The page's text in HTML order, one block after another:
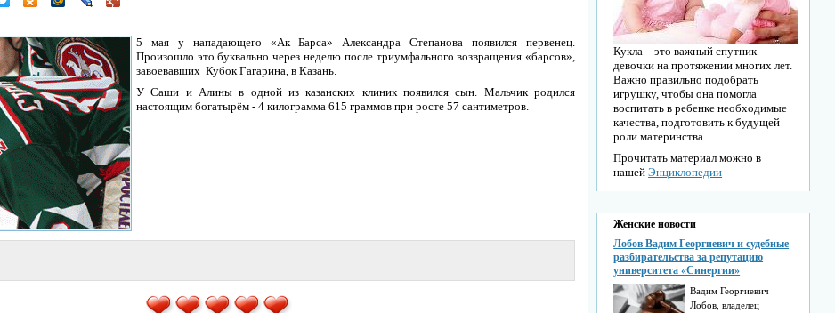
5 мая у нападающего «Ак Барса» Александра Степанова появился первенец.
Произошло это буквально через неделю после триумфального возвращения «барсов»,
завоевавших Кубок Гагарина, в Казань.
У Саши и Алины в одной из казанских клиник появился сын. Мальчик родился
настоящим богатырём - 4 килограмма 615 граммов при росте 57 сантиметров.
Кукла – это важный спутник
девочки на протяжении многих лет.
Важно правильно подобрать
игрушку, чтобы она помогла
воспитать в ребенке необходимые
качества, подготовить к будущей
роли материнства.
Прочитать материал можно в
нашейЭнциклопедии
Женские новости
Лобов Вадим Георгиевич и судебные
разбирательства за репутацию
университета «Синергии»
Вадим Георгиевич
Лобов, владелец